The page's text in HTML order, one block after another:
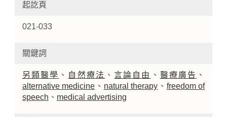
起訖頁
021-033
關鍵詞
另類醫學 、 自然療法 、言論自由 、 醫療廣告 、
alternative medicine 、 natural therapy 、 freedom of
speech 、 medical advertising